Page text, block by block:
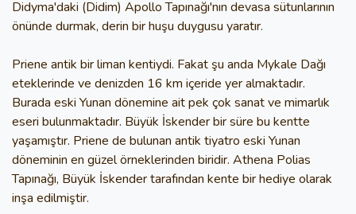
Didyma'daki (Didim) Apollo Tapınağı'nın devasa sütunlarının
önünde durmak, derin bir huşu duygusu yaratır.
Priene antik bir liman kentiydi. Fakat şu anda Mykale Dağı
eteklerinde ve denizden 16 km içeride yer almaktadır.
Burada eski Yunan dönemine ait pek çok sanat ve mimarlık
eseri bulunmaktadır. Büyük İskender bir süre bu kentte
yaşamıştır. Priene de bulunan antik tiyatro eski Yunan
döneminin en güzel örneklerinden biridir. Athena Polias
Tapınağı, Büyük İskender tarafından kente bir hediye olarak
inşa edilmiştir.